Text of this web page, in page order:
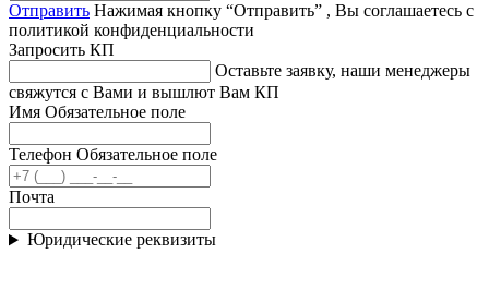
Отправить Нажимая кнопку “Отправить” , Вы соглашаетесь с
политикой конфиденциальности
Запросить КП
Оставьте заявку, наши менеджеры
свяжутся с Вами и вышлют Вам КП
Имя Обязательное поле
Телефон Обязательное поле
Почта
Юридические реквизиты